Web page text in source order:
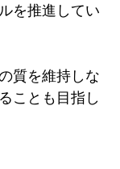
を推進してい
質を維持しな
ことも目指し